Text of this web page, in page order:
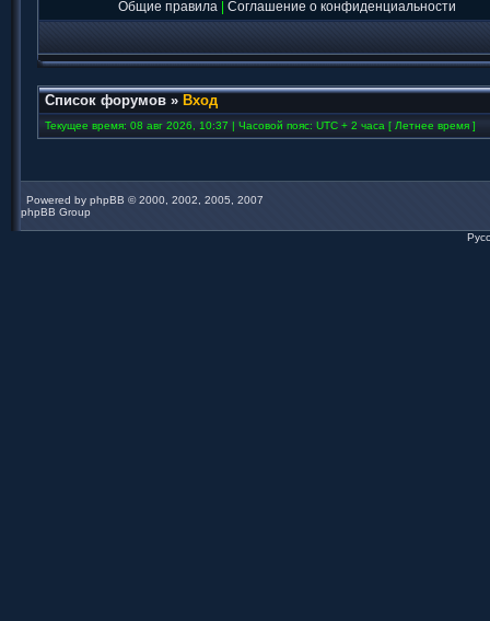
Общие правила
Соглашение о конфиденциальности
Список форумов » Вход
Текущее время: 08 авг 2026, 10:37 | Часовой пояс: UTC + 2 часа [ Летнее время ]
Powered by phpBB © 2000, 2002, 2005, 2007
phpBB Group